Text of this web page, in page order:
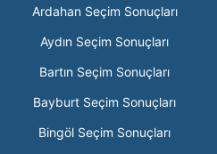
Ardahan Seçim Sonuçları
Aydın Seçim Sonuçları
Bartın Seçim Sonuçları
Bayburt Seçim Sonuçları
Bingöl Seçim Sonuçları